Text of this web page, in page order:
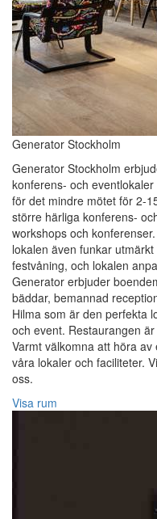
Generator Stockholm
Generator Stockholm
konferens- och
för det mindre mötet för 2-
större härliga konferens-
workshops och
lokalen även funkar
festvåning, och lokalen
Generator erbjuder
bäddar, bemannad
Hilma som är den perfekta
och event. Restaurangen
Varmt välkomna att höra
våra lokaler och faciliteter.
oss.
Visa rum